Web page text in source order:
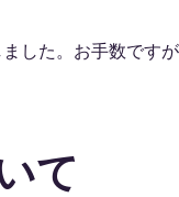
した。お手数です
て